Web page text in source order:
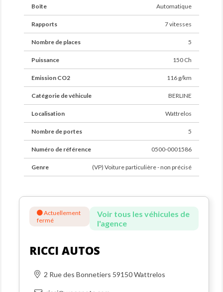
Boîte Automatique
Rapports 7 vitesses
Nombre de places 5
Puissance 150 Ch
Emission CO2 116 g/km
Catégorie de véhicule BERLINE
Localisation Wattrelos
Nombre de portes 5
Numéro de référence 0500-0001586
Genre (VP) Voiture particulière - non précisé
Actuellement
fermé
Voir tous les véhicules de
l'agence
RICCI AUTOS
2 Rue des Bonnetiers 59150 Wattrelos